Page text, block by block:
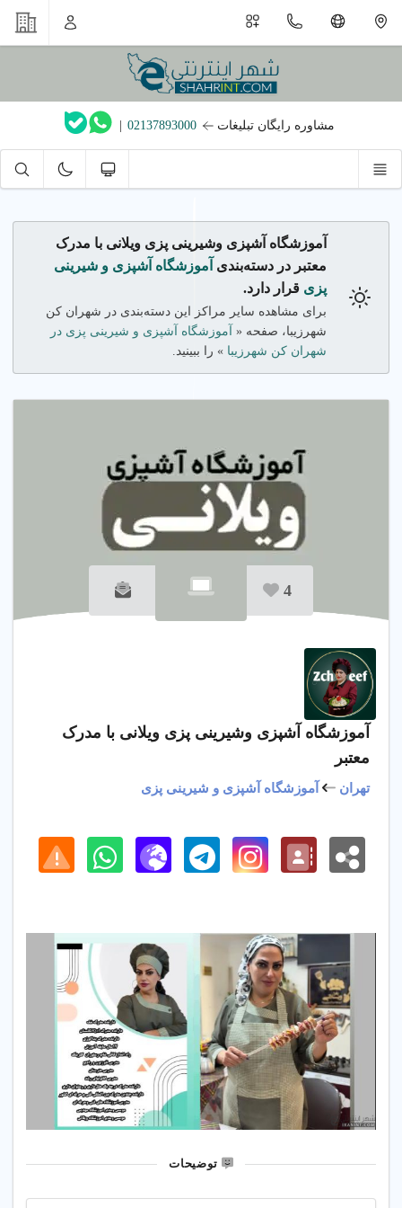
مشاوره رایگان تبلیغات 02137893000
|
آموزشگاه آشپزی وشیرینی پزی ویلانی با مدرک
معتبر در دسته‌بندی آموزشگاه آشپزی و شیرینی
پزی قرار دارد.
برای مشاهده سایر مراکز این دسته‌بندی در شهران کن
شهرزیبا، صفحه « آموزشگاه آشپزی و شیرینی پزی در
شهران کن شهرزیبا» را ببینید.
4
آموزشگاه آشپزی وشیرینی پزی ویلانی با مدرک
معتبر
تهران آموزشگاه آشپزی و شیرینی پزی
توضیحات